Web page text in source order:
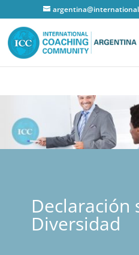
Declaración
Diversidad